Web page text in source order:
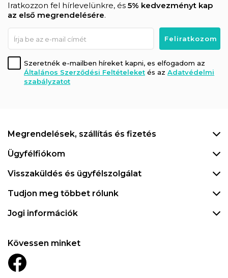
Iratkozzon fel hírlevelünkre, és 5% kedvezményt kap
az első megrendelésére.
Szeretnék e-mailben híreket kapni, es elfogadom az
Általános Szerződési Feltételeket és az Adatvédelmi
szabályzatot
Megrendelések, szállítás és fizetés
Ügyfélfiókom
Visszaküldés és ügyfélszolgálat
Tudjon meg többet rólunk
Jogi információk
Kövessen minket